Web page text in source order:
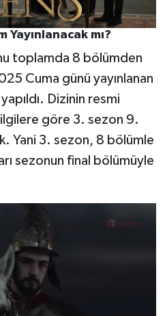
Yayınlanacak mı?
toplamda 8 bölümden
Cuma günü yayınlanan
Dizinin resmi
göre 3. sezon 9.
Yani 3. sezon, 8 bölümle
sezonun final bölümüyle